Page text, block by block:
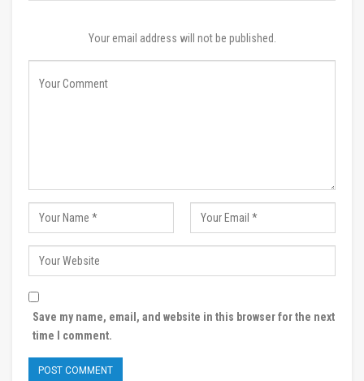
Your email address will not be published.
Save my name, email, and website in this browser for the next
time I comment.